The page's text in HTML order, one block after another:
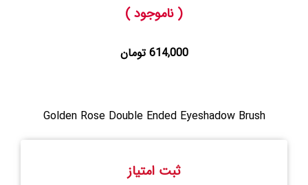
( ناموجود )
614,000 تومان
Golden Rose Double Ended Eyeshadow Brush
ثبت امتیاز